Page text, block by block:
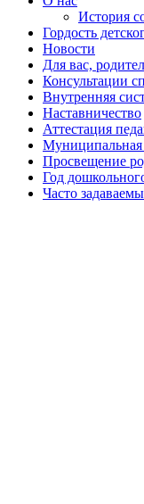
История
Гордость
Новости
Для вас,
Консультации
Внутренняя
Наставничество
Аттестация
Муниципальная
Просвещение
Год
Часто